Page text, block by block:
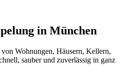
in München
Wohnungen, Häusern, Kellern,
sauber und zuverlässig in ganz